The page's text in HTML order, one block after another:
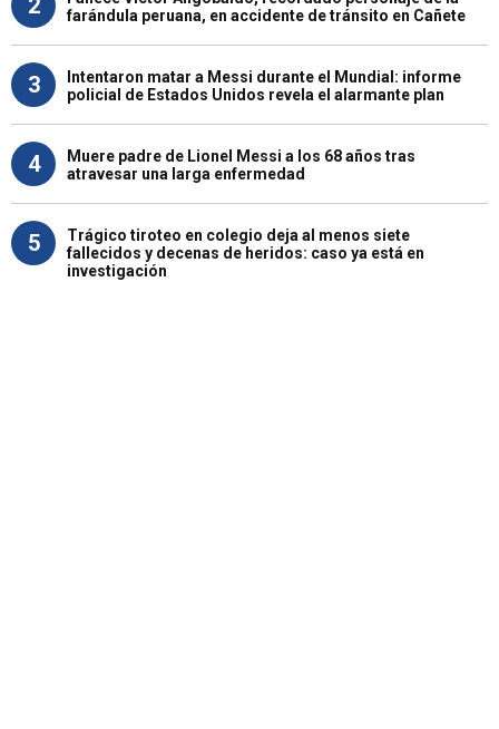
2
farándula peruana, en accidente de tránsito en Cañete
3
Intentaron matar a Messi durante el Mundial: informe
policial de Estados Unidos revela el alarmante plan
4
Muere padre de Lionel Messi a los 68 años tras
atravesar una larga enfermedad
5
Trágico tiroteo en colegio deja al menos siete
fallecidos y decenas de heridos: caso ya está en
investigación